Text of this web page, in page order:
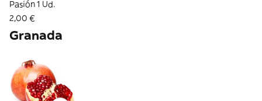
Pasión 1 Ud.
2,00 €
Granada